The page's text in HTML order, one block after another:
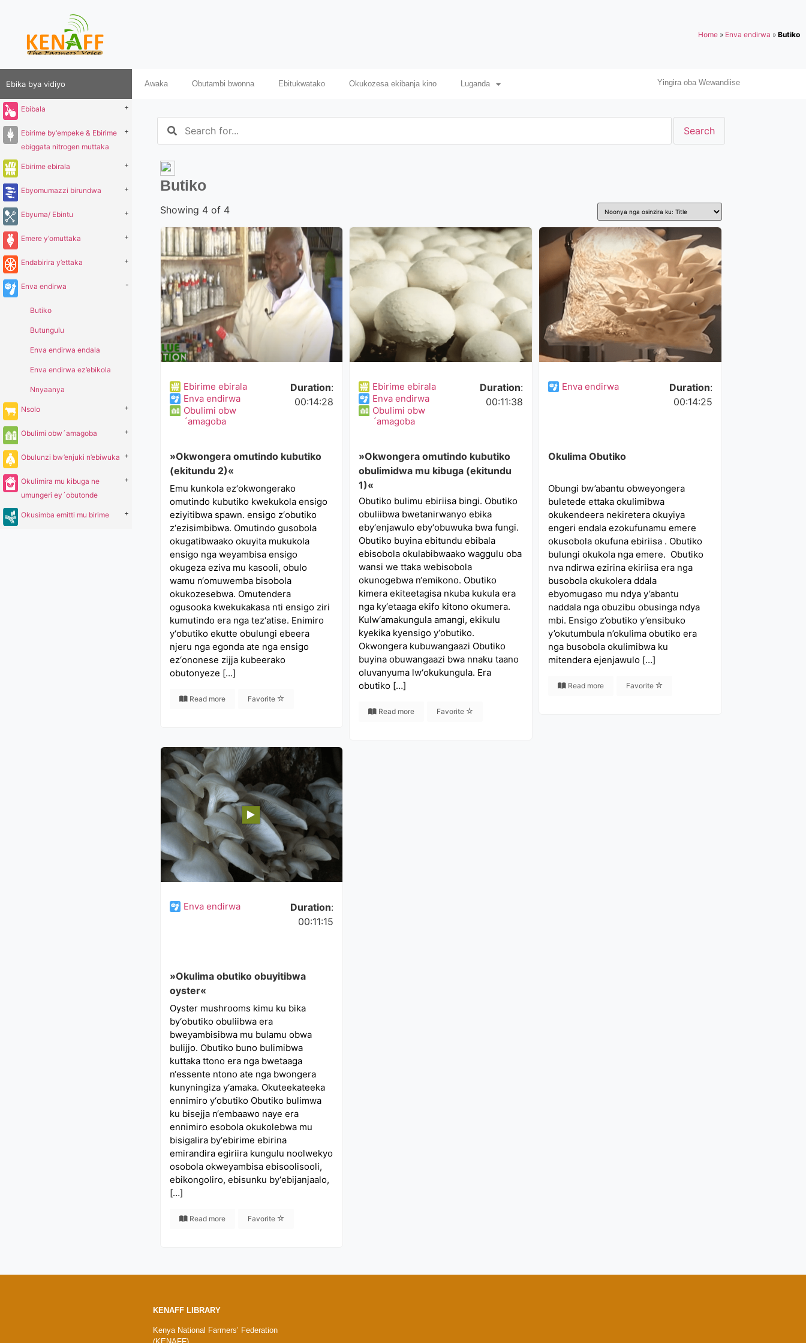
Home » Enva endirwa » Butiko
Ebika bya vidiyo
Ebibala +
Ebirime by‘empeke & Ebirime
ebiggata nitrogen muttaka
+
Ebirime ebirala +
Ebyomumazzi birundwa +
Ebyuma/ Ebintu +
Emere y‘omuttaka +
Endabirira y’ettaka +
Enva endirwa -
Butiko
Butungulu
Enva endirwa endala
Enva endirwa ez’ebikola
Nnyaanya
Nsolo +
Obulimi obw´amagoba +
Obulunzi bw’enjuki n’ebiwuka +
Okulimira mu kibuga ne
umungeri ey´obutonde
+
Okusimba emitti mu birime +
Awaka Obutambi bwonna Ebitukwatako Okukozesa ekibanja kino Luganda Yingira oba Wewandiise
Butiko
Showing 4 of 4
Ebirime ebirala
Enva endirwa
Obulimi obw
´amagoba
Duration:
00:14:28
»Okwongera omutindo kubutiko
(ekitundu 2)«
Emu kunkola ez‘okwongerako
omutindo kubutiko kwekukola ensigo
eziyitibwa spawn. ensigo z‘obutiko
z‘ezisimbibwa. Omutindo gusobola
okugatibwaako okuyita mukukola
ensigo nga weyambisa ensigo
okugeza eziva mu kasooli, obulo
wamu n‘omuwemba bisobola
okukozesebwa. Omutendera
ogusooka kwekukakasa nti ensigo ziri
kumutindo era nga tez‘atise. Enimiro
y‘obutiko ekutte obulungi ebeera
njeru nga egonda ate nga ensigo
ez‘ononese zijja kubeerako
obutonyeze […]
Read more Favorite
Ebirime ebirala
Enva endirwa
Obulimi obw
´amagoba
Duration:
00:11:38
»Okwongera omutindo kubutiko
obulimidwa mu kibuga (ekitundu
1)«
Obutiko bulimu ebiriisa bingi. Obutiko
obuliibwa bwetanirwanyo ebika
eby‘enjawulo eby‘obuwuka bwa fungi.
Obutiko buyina ebitundu ebibala
ebisobola okulabibwaako waggulu oba
wansi we ttaka webisobola
okunogebwa n‘emikono. Obutiko
kimera ekiteetagisa nkuba kukula era
nga ky‘etaaga ekifo kitono okumera.
Kulw‘amakungula amangi, ekikulu
kyekika kyensigo y‘obutiko.
Okwongera kubuwangaazi Obutiko
buyina obuwangaazi bwa nnaku taano
oluvanyuma lw‘okukungula. Era
obutiko […]
Read more Favorite
Enva endirwa Duration:
00:14:25
Okulima Obutiko
Obungi bw’abantu obweyongera
buletede ettaka okulimibwa
okukendeera nekiretera okuyiya
engeri endala ezokufunamu emere
okusobola okufuna ebiriisa . Obutiko
bulungi okukola nga emere. Obutiko
nva ndirwa ezirina ekiriisa era nga
busobola okukolera ddala
ebyomugaso mu ndya y’abantu
naddala nga obuzibu obusinga ndya
mbi. Ensigo z’obutiko y’ensibuko
y’okutumbula n’okulima obutiko era
nga busobola okulimibwa ku
mitendera ejenjawulo […]
Read more Favorite
Enva endirwa Duration:
00:11:15
»Okulima obutiko obuyitibwa
oyster«
Oyster mushrooms kimu ku bika
by‘obutiko obuliibwa era
bweyambisibwa mu bulamu obwa
bulijjo. Obutiko buno bulimibwa
kuttaka ttono era nga bwetaaga
n‘essente ntono ate nga bwongera
kunyningiza y‘amaka. Okuteekateeka
ennimiro y‘obutiko Obutiko bulimwa
ku bisejja n‘embaawo naye era
ennimiro esobola okukolebwa mu
bisigalira by‘ebirime ebirina
emirandira egiriira kungulu noolwekyo
osobola okweyambisa ebisoolisooli,
ebikongoliro, ebisunku by‘ebijanjaalo,
[…]
Read more Favorite
KENAFF LIBRARY
Kenya National Farmers’ Federation